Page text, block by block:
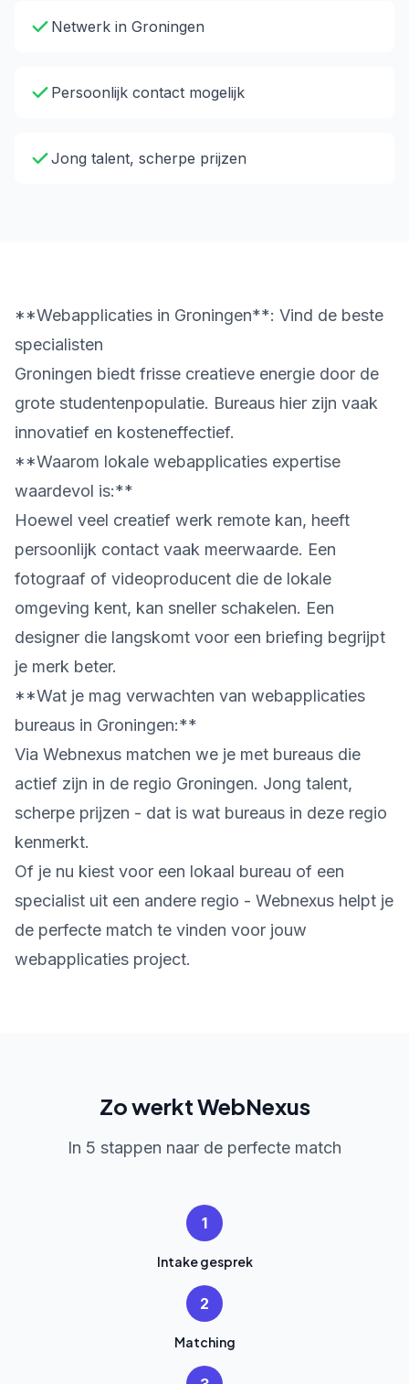
Netwerk in Groningen
Persoonlijk contact mogelijk
Jong talent, scherpe prijzen
**Webapplicaties in Groningen**: Vind de beste
specialisten
Groningen biedt frisse creatieve energie door de
grote studentenpopulatie. Bureaus hier zijn vaak
innovatief en kosteneffectief.
**Waarom lokale webapplicaties expertise
waardevol is:**
Hoewel veel creatief werk remote kan, heeft
persoonlijk contact vaak meerwaarde. Een
fotograaf of videoproducent die de lokale
omgeving kent, kan sneller schakelen. Een
designer die langskomt voor een briefing begrijpt
je merk beter.
**Wat je mag verwachten van webapplicaties
bureaus in Groningen:**
Via Webnexus matchen we je met bureaus die
actief zijn in de regio Groningen. Jong talent,
scherpe prijzen - dat is wat bureaus in deze regio
kenmerkt.
Of je nu kiest voor een lokaal bureau of een
specialist uit een andere regio - Webnexus helpt je
de perfecte match te vinden voor jouw
webapplicaties project.
Zo werkt WebNexus
In 5 stappen naar de perfecte match
1
Intake gesprek
2
Matching